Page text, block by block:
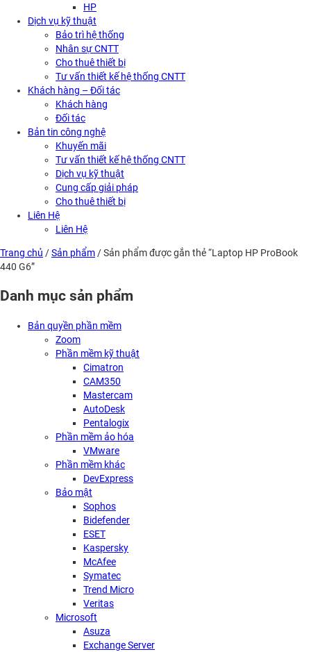
HP
Dịch vụ kỹ thuật
Bảo trì hệ thống
Nhân sự CNTT
Cho thuê thiết bị
Tư vấn thiết kế hệ thống CNTT
Khách hàng – Đối tác
Khách hàng
Đối tác
Bản tin công nghệ
Khuyến mãi
Tư vấn thiết kế hệ thống CNTT
Dịch vụ kỹ thuật
Cung cấp giải pháp
Cho thuê thiết bị
Liên Hệ
Liên Hệ
Trang chủ /Sản phẩm / Sản phẩm được gắn thẻ “Laptop HP ProBook
440 G6”
Danh mục sản phẩm
Bản quyền phần mềm
Zoom
Phần mềm kỹ thuật
Cimatron
CAM350
Mastercam
AutoDesk
Pentalogix
Phần mềm ảo hóa
VMware
Phần mềm khác
DevExpress
Bảo mật
Sophos
Bidefender
ESET
Kaspersky
McAfee
Symatec
Trend Micro
Veritas
Microsoft
Asuza
Exchange Server